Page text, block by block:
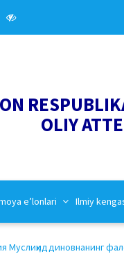
OLIY
e’lonlari Ilmiy
Муслиҳиддиновнанинг